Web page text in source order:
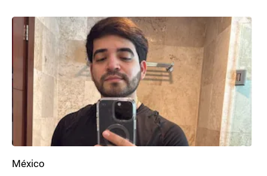
México